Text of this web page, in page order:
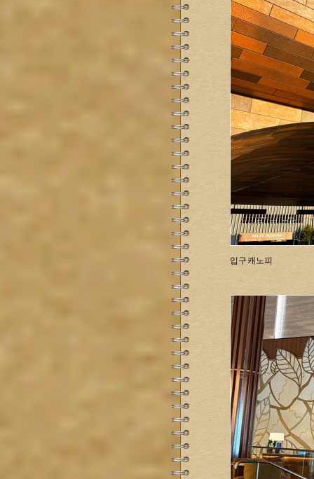
입구 캐노피